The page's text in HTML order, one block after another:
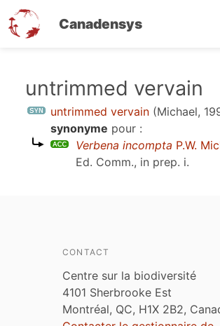
Canadensys
contenu
untrimmed vervain
untrimmed vervain (Michael,
synonyme pour :
Verbena incompta P.W.
Ed. Comm., in prep. i.
CONTACT
Centre sur la biodiversité
4101 Sherbrooke Est
Montréal, QC, H1X 2B2,